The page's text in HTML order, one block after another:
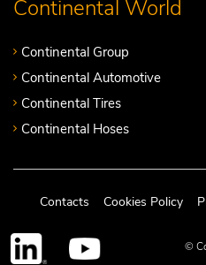
Continental World
Continental Group
Continental Automotive
Continental Tires
Continental Hoses
Contacts Cookies Policy
©